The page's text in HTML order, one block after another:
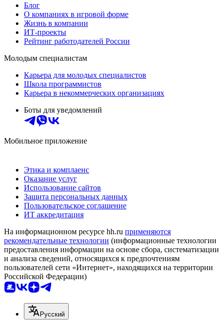
Блог
О компаниях в игровой форме
Жизнь в компании
ИТ-проекты
Рейтинг работодателей России
Молодым специалистам
Карьера для молодых специалистов
Школа программистов
Карьера в некоммерческих организациях
Боты для уведомлений
Мобильное приложение
Этика и комплаенс
Оказание услуг
Использование сайтов
Защита персональных данных
Пользовательское соглашение
ИТ аккредитация
На информационном ресурсе hh.ru применяются
рекомендательные технологии (информационные технологии
предоставления информации на основе сбора, систематизации
и анализа сведений, относящихся к предпочтениям
пользователей сети «Интернет», находящихся на территории
Российской Федерации)
Русский